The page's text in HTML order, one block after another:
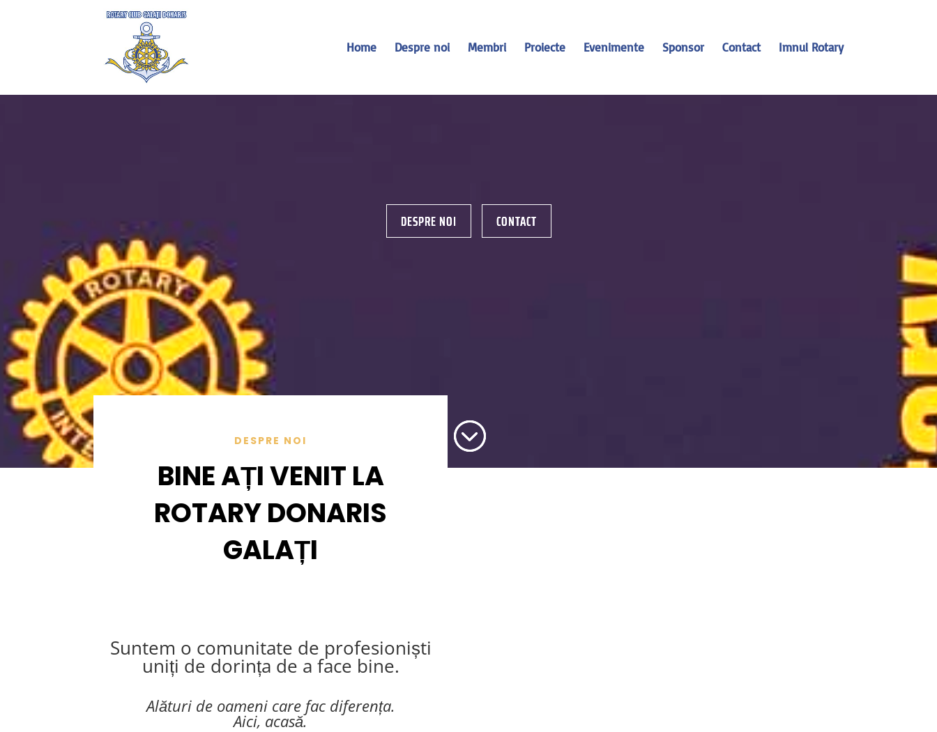
Home Despre noi Membri Proiecte Evenimente Sponsor Contact Imnul Rotary
DESPRE NOI CONTACT
;
DESPRE NOI
BINE AȚI VENIT LA
ROTARY DONARIS
GALAȚI
Suntem o comunitate de profesioniști
uniți de dorința de a face bine.
Alături de oameni care fac diferența.
Aici, acasă.